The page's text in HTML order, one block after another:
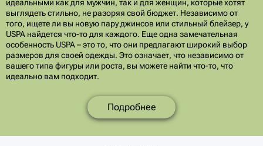
идеальными как для мужчин, так и для женщин, которые хотят
выглядеть стильно, не разоряя свой бюджет. Независимо от
того, ищете ли вы новую пару джинсов или стильный блейзер, у
USPA найдется что-то для каждого. Еще одна замечательная
особенность USPA – это то, что они предлагают широкий выбор
размеров для своей одежды. Это означает, что независимо от
вашего типа фигуры или роста, вы можете найти что-то, что
идеально вам подходит.
Подробнее